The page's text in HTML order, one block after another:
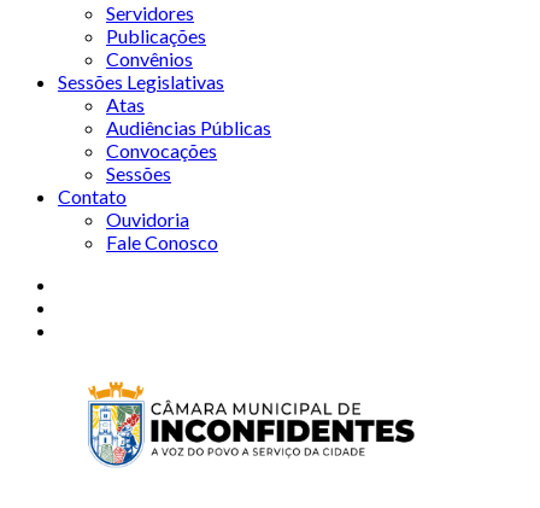
Servidores
Publicações
Convênios
Sessões Legislativas
Atas
Audiências Públicas
Convocações
Sessões
Contato
Ouvidoria
Fale Conosco